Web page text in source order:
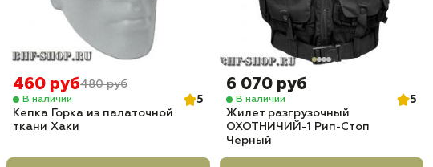
460 руб480 руб
В наличии
5
Кепка Горка из палаточной
ткани Хаки
6 070 руб
В наличии
5
Жилет разгрузочный
ОХОТНИЧИЙ-1 Рип-Стоп
Черный